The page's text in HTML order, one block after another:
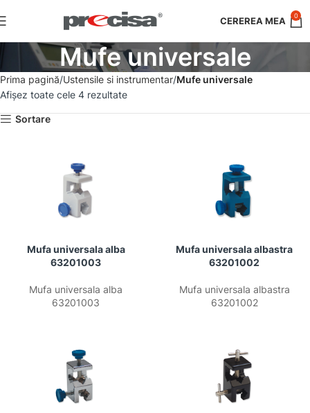
0
Mufe universale
Prima pagină Ustensile si instrumentar Mufe universale
Afișez toate cele 4 rezultate
Sortare
Mufa universala alba
63201003
Mufa universala alba
63201003
Mufa universala albastra
63201002
Mufa universala albastra
63201002